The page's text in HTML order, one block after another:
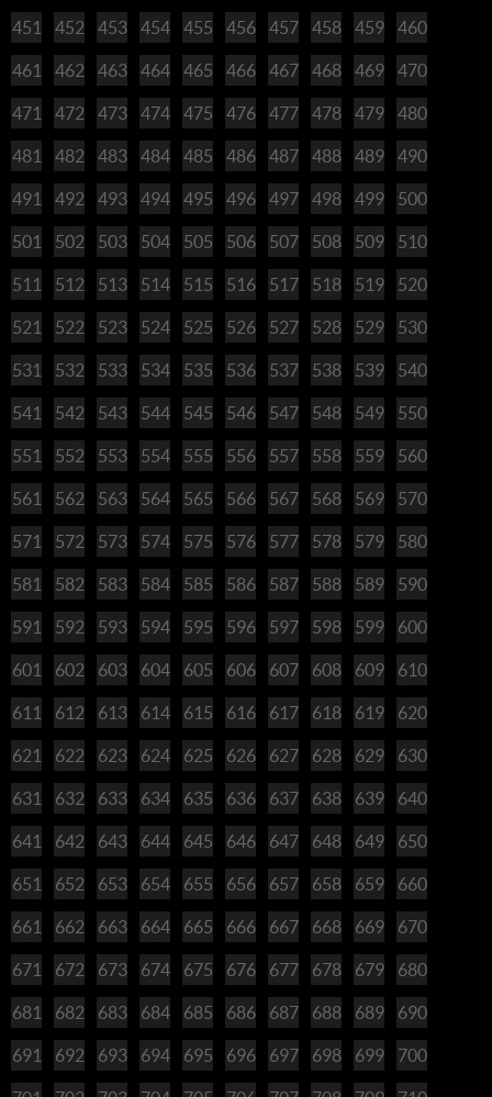
451 452 453 454 455 456 457 458 459 460
461 462 463 464 465 466 467 468 469 470
471 472 473 474 475 476 477 478 479 480
481 482 483 484 485 486 487 488 489 490
491 492 493 494 495 496 497 498 499 500
501 502 503 504 505 506 507 508 509 510
511 512 513 514 515 516 517 518 519 520
521 522 523 524 525 526 527 528 529 530
531 532 533 534 535 536 537 538 539 540
541 542 543 544 545 546 547 548 549 550
551 552 553 554 555 556 557 558 559 560
561 562 563 564 565 566 567 568 569 570
571 572 573 574 575 576 577 578 579 580
581 582 583 584 585 586 587 588 589 590
591 592 593 594 595 596 597 598 599 600
601 602 603 604 605 606 607 608 609 610
611 612 613 614 615 616 617 618 619 620
621 622 623 624 625 626 627 628 629 630
631 632 633 634 635 636 637 638 639 640
641 642 643 644 645 646 647 648 649 650
651 652 653 654 655 656 657 658 659 660
661 662 663 664 665 666 667 668 669 670
671 672 673 674 675 676 677 678 679 680
681 682 683 684 685 686 687 688 689 690
691 692 693 694 695 696 697 698 699 700